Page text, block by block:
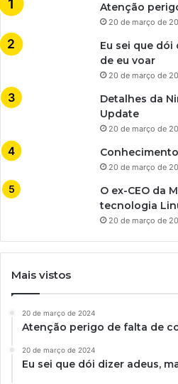
Atenção
20 de março de
Eu sei que dói
de eu voar
20 de março de
Detalhes da
Update
20 de março de
20 de março de
O ex-CEO da
tecnologia
20 de março de
Mais vistos
20 de março de 2024
Atenção perigo de falta de
20 de março de 2024
Eu sei que dói dizer adeus,